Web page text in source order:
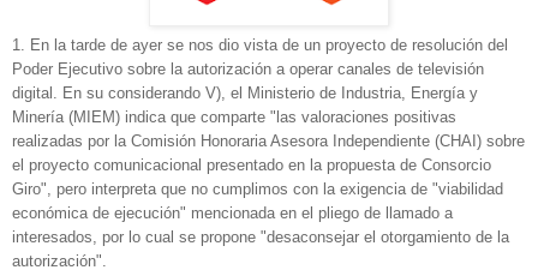
1. En la tarde de ayer se nos dio vista de un proyecto de resolución del
Poder Ejecutivo sobre la autorización a operar canales de televisión
digital. En su considerando V), el Ministerio de Industria, Energía y
Minería (MIEM) indica que comparte "las valoraciones positivas
realizadas por la Comisión Honoraria Asesora Independiente (CHAI) sobre
el proyecto comunicacional presentado en la propuesta de Consorcio
Giro", pero interpreta que no cumplimos con la exigencia de "viabilidad
económica de ejecución" mencionada en el pliego de llamado a
interesados, por lo cual se propone "desaconsejar el otorgamiento de la
autorización".